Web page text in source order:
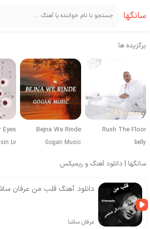
سانگها
برگزیده ها
Rush The Floor
belly
Bejna We Rinde
Gogan Music
Lv
سانگها | دانلود آهنگ و ریمیکس
دانلود آهنگ قلب من عرفان
عرفان ساشا